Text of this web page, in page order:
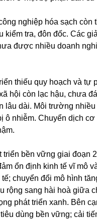
nghiệp hóa sạch còn
kiểm tra, đôn đốc. Các
được nhiều doanh
thiếu quy hoạch và tự
hội còn lạc hậu, chưa
lâu dài. Môi trường
ô nhiễm. Chuyển dịch cơ
bền vững giai đoạn
ổn định kinh tế vĩ mô
tế; chuyển đổi mô hình
rộng sang hài hoà giữa
phát triển xanh. Bên
dùng bền vững; cải